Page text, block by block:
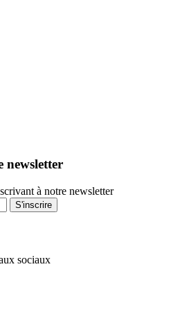
newsletter
à notre newsletter
S'inscrire
sociaux